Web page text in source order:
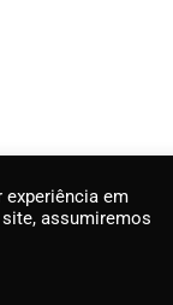
em
assumiremos